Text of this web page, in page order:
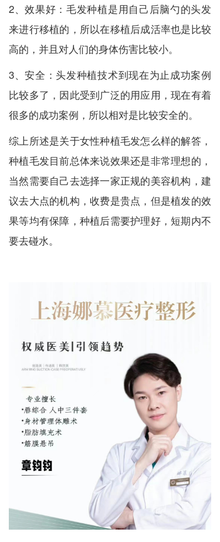
2、效果好：毛发种植是用自己后脑勺的头发
来进行移植的，所以在移植后成活率也是比较
高的，并且对人们的身体伤害比较小。
3、安全：头发种植技术到现在为止成功案例
比较多了，因此受到广泛的用应用，现在有着
很多的成功案例，所以相对是比较安全的。
综上所述是关于女性种植毛发怎么样的解答，
种植毛发目前总体来说效果还是非常理想的，
当然需要自己去选择一家正规的美容机构，建
议去大点的机构，收费是贵点，但是植发的效
果等均有保障，种植后需要护理好，短期内不
要去碰水。